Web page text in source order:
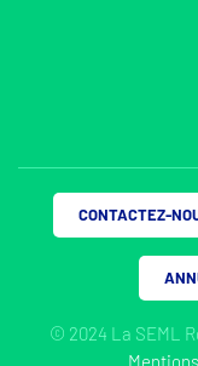
© 2024 La SEML
CONTACTEZ-